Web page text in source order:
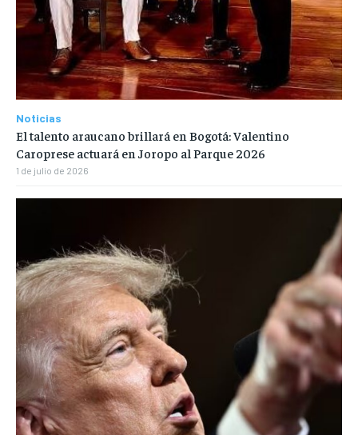
Noticias
El talento araucano brillará en Bogotá: Valentino
Caroprese actuará en Joropo al Parque 2026
1 de julio de 2026